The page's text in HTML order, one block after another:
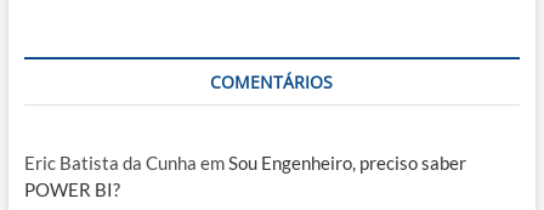
COMENTÁRIOS
Eric Batista da Cunha emSou Engenheiro, preciso saber
POWER BI?